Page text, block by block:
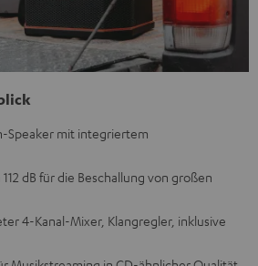
Speaker mit integriertem
dB für die Beschallung von großen
4-Kanal-Mixer, Klangregler, inklusive